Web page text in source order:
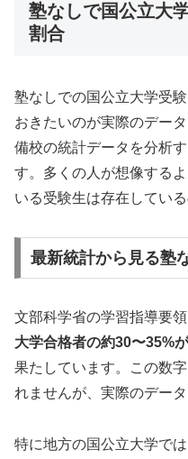
塾なしで国公立大
割合
塾なしでの国公立大学受
おきたいのが実際のデー
備校の統計データを分析
す。多くの人が想像する
いる受験生は存在している
最新統計から見る塾
文部科学省の学習指導要
大学合格者の約30〜35%
果たしています。この数
れませんが、実際のデー
特に地方の国公立大学で